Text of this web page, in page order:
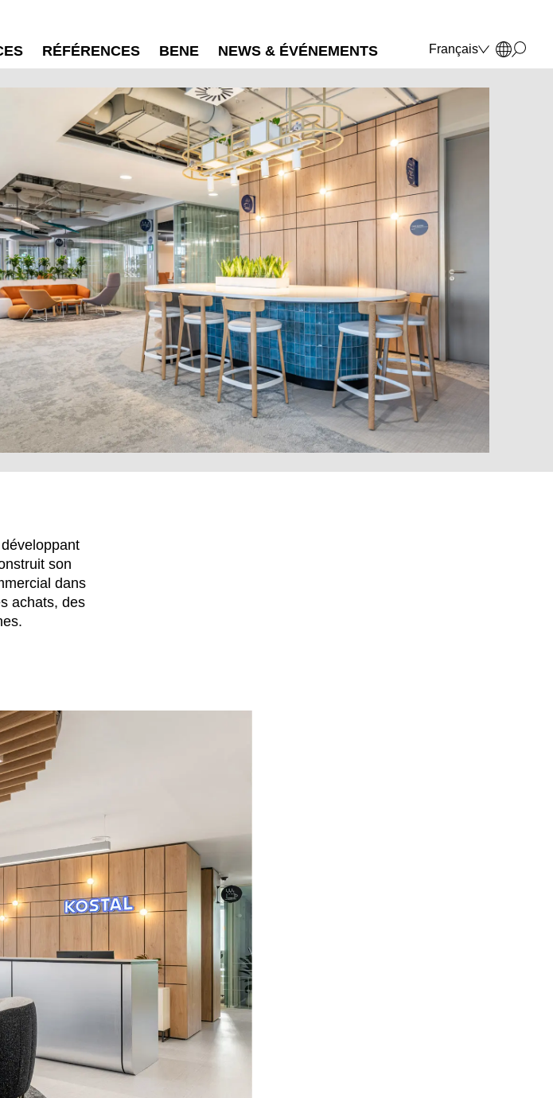
RÉFÉRENCES BENE NEWS & ÉVÉNEMENTS
Français
Deutsch
English
Italiano
MARKT
(UK)
(LI)
(LU)
Qatar(QA)
Reste du monde
Roumanie(RO)
Russie(RU)
République tchèque
Serbie (RS)
Singapour(SG)
Slovaquie(SK)
Slovénie
Suisse (CH)
son
dans
achats, des